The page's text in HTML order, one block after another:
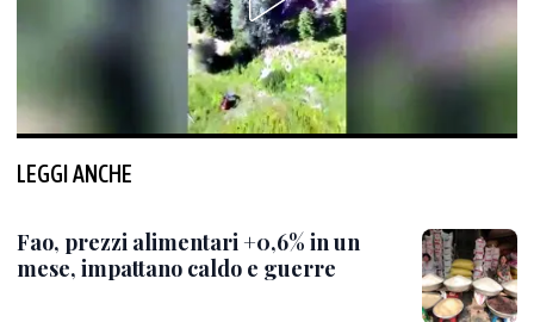
LEGGI ANCHE
Fao, prezzi alimentari +0,6% in un
mese, impattano caldo e guerre